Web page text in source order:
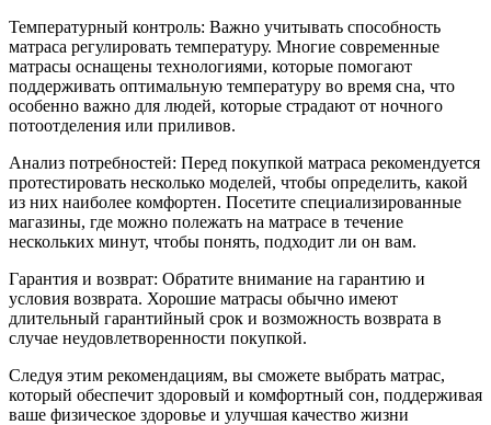
Температурный контроль: Важно учитывать способность
матраса регулировать температуру. Многие современные
матрасы оснащены технологиями, которые помогают
поддерживать оптимальную температуру во время сна, что
особенно важно для людей, которые страдают от ночного
потоотделения или приливов.
Анализ потребностей: Перед покупкой матраса рекомендуется
протестировать несколько моделей, чтобы определить, какой
из них наиболее комфортен. Посетите специализированные
магазины, где можно полежать на матрасе в течение
нескольких минут, чтобы понять, подходит ли он вам.
Гарантия и возврат: Обратите внимание на гарантию и
условия возврата. Хорошие матрасы обычно имеют
длительный гарантийный срок и возможность возврата в
случае неудовлетворенности покупкой.
Следуя этим рекомендациям, вы сможете выбрать матрас,
который обеспечит здоровый и комфортный сон, поддерживая
ваше физическое здоровье и улучшая качество жизни